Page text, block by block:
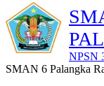
NPSN
SMAN 6 Palangka